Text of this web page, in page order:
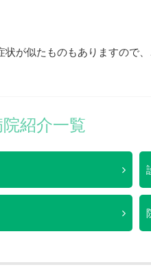
が似たものもありますので
紹介一覧